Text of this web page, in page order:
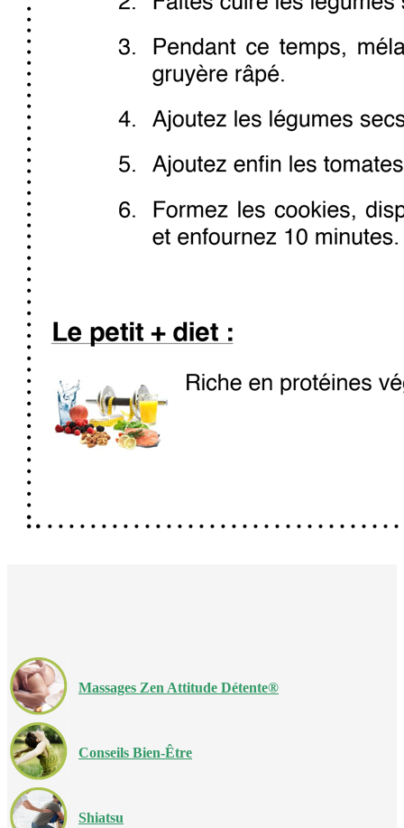
Massages Zen Attitude Détente®
Conseils Bien-Être
Shiatsu